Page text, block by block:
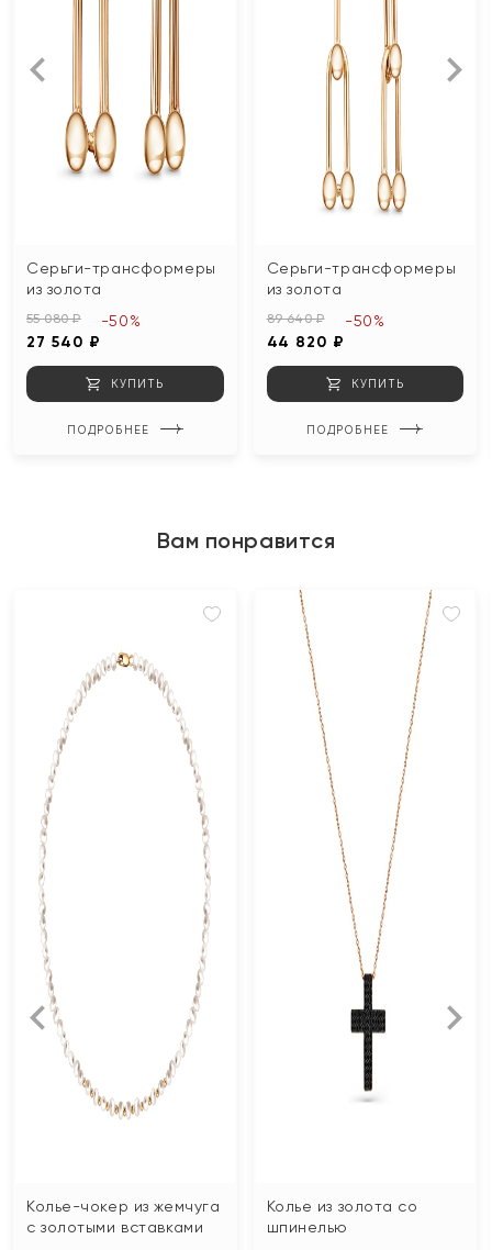
Серьги-трансформеры
из золота
55 080 ₽
27 540 ₽
-50%
КУПИТЬ
ПОДРОБНЕЕ
Серьги-трансформеры
из золота
89 640 ₽
44 820 ₽
-50%
КУПИТЬ
ПОДРОБНЕЕ
Вам понравится
Колье-чокер из жемчуга
с золотыми вставками
Колье из золота со
шпинелью